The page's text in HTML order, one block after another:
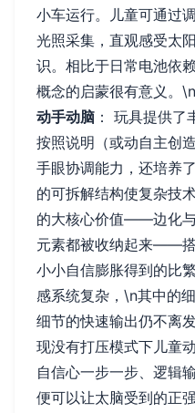
小车运行。儿童可通过
光照采集，直观感受太
识。相比于日常电池依
概念的启蒙很有意义。
动手动脑 ： 玩具提供
按照说明（或动自主创
手眼协调能力，还培养
的可拆解结构使复杂技
的大核心价值——边化
元素都被收纳起来——
小小自信膨胀得到的比
感系统复杂，\n其中的
细节的快速输出仍不离
现没有打压模式下儿童
自信心一步一步、逻辑
便可以让太脑受到的正